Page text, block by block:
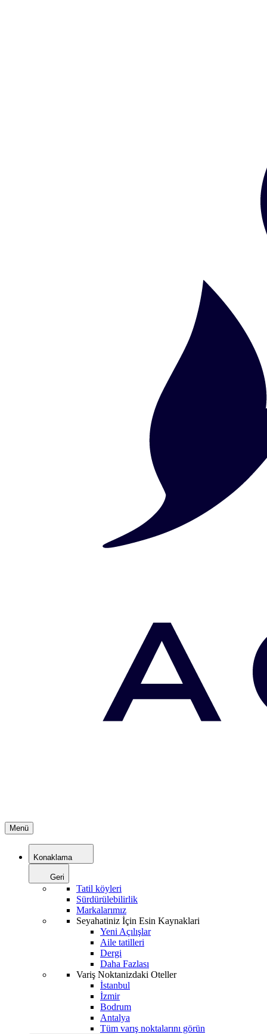
Menü
Konaklama
Geri
Tatil köyleri
Sürdürülebilirlik
Markalarımız
Seyahatiniz İçin Esin Kaynaklari
Yeni Açılışlar
Aile tatilleri
Dergi
Daha Fazlası
Variş Noktanizdaki Oteller
İstanbul
İzmir
Bodrum
Antalya
Tüm varış noktalarını görün